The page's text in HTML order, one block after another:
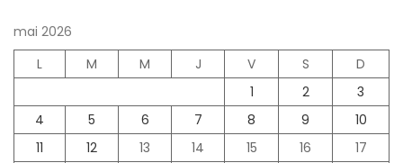
mai 2026
L
M M J V S
D
1
2
3
4
5 6 7 8 9
10
11
12 13 14 15 16
17